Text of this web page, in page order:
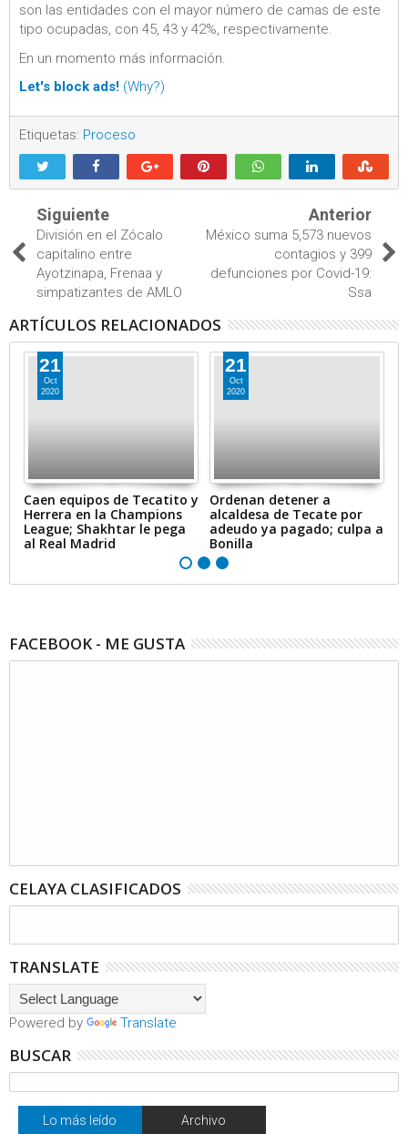
son las entidades con el mayor número de camas de este
tipo ocupadas, con 45, 43 y 42%, respectivamente.
En un momento más información.
Let's block ads! (Why?)
Etiquetas: Proceso
Siguiente
División en el Zócalo
capitalino entre
Ayotzinapa, Frenaa y
simpatizantes de AMLO
Anterior
México suma 5,573 nuevos
contagios y 399
defunciones por Covid-19:
Ssa
ARTÍCULOS RELACIONADOS
21
Oct
2020
Caen equipos de Tecatito y
Herrera en la Champions
League; Shakhtar le pega
al Real Madrid
21
Oct
2020
Ordenan detener a
alcaldesa de Tecate por
adeudo ya pagado; culpa a
Bonilla
FACEBOOK - ME GUSTA
CELAYA CLASIFICADOS
TRANSLATE
Powered by Translate
BUSCAR
Lo más leído Archivo